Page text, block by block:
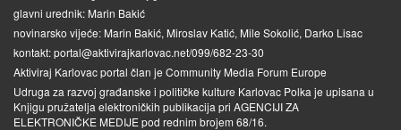
glavni urednik: Marin Bakić
novinarsko vijeće: Marin Bakić, Miroslav Katić, Mile Sokolić, Darko Lisac
kontakt: portal@aktivirajkarlovac.net/099/682-23-30
Aktiviraj Karlovac portal član je Community Media Forum Europe
Udruga za razvoj građanske i političke kulture Karlovac Polka je upisana u
Knjigu pružatelja elektroničkih publikacija pri AGENCIJI ZA
ELEKTRONIČKE MEDIJEpod rednim brojem 68/16.